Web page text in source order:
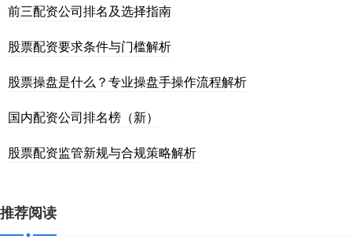
前三配资公司排名及选择指南
股票配资要求条件与门槛解析
股票操盘是什么？专业操盘手操作流程解析
国内配资公司排名榜（新）
股票配资监管新规与合规策略解析
推荐阅读